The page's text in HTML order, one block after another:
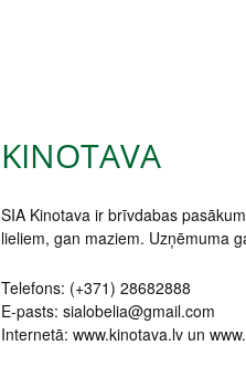
KINOTAVA
SIA Kinotava ir brīvdabas
lieliem, gan maziem. Uzņēmuma
Telefons: (+371) 28682888
E-pasts: sialobelia@gmail.com
Internetā: www.kinotava.lv un